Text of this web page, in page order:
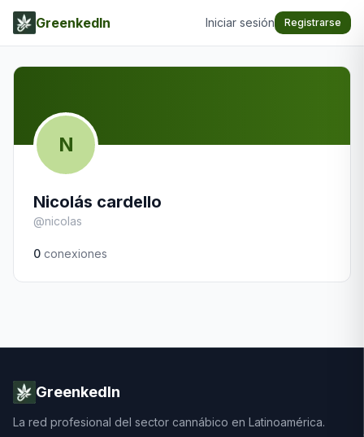
GreenkedIn Iniciar sesión Registrarse
N
Nicolás cardello
@nicolas
0 conexiones
GreenkedIn
La red profesional del sector cannábico en Latinoamérica.